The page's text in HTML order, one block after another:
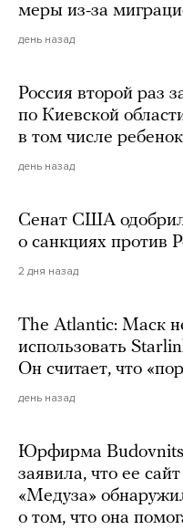
меры из-за
день назад
Россия второй раз
по Киевской
в том числе ребенок
день назад
Сенат США
о санкциях против
2 дня назад
The Atlantic: Маск
использовать
Он считает, что
день назад
Юрфирма Budovnits
заявила, что ее
«Медуза»
о том, что она